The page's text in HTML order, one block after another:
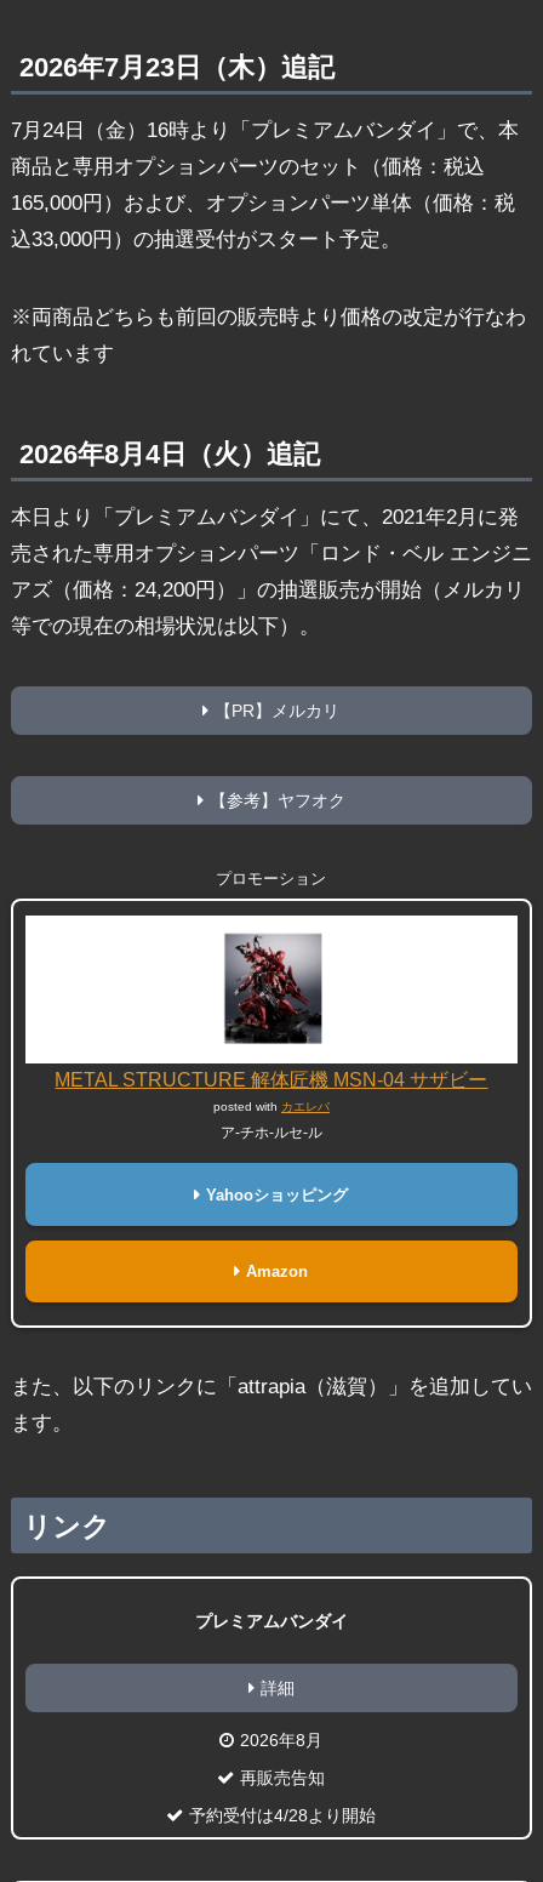
2026年7月23日（木）追記
7月24日（金）16時より「プレミアムバンダイ」で、本
商品と専用オプションパーツのセット（価格：税込
165,000円）および、オプションパーツ単体（価格：税
込33,000円）の抽選受付がスタート予定。
※両商品どちらも前回の販売時より価格の改定が行なわ
れています
2026年8月4日（火）追記
本日より「プレミアムバンダイ」にて、2021年2月に発
売された専用オプションパーツ「ロンド・ベル エンジニ
アズ（価格：24,200円）」の抽選販売が開始（メルカリ
等での現在の相場状況は以下）。
【PR】メルカリ
【参考】ヤフオク
プロモーション
METAL STRUCTURE 解体匠機 MSN-04 サザビー
posted with カエレバ
ア-チホ-ルセ-ル
Yahooショッピング
Amazon
また、以下のリンクに「attrapia（滋賀）」を追加してい
ます。
リンク
プレミアムバンダイ
詳細
2026年8月
再販売告知
予約受付は4/28より開始